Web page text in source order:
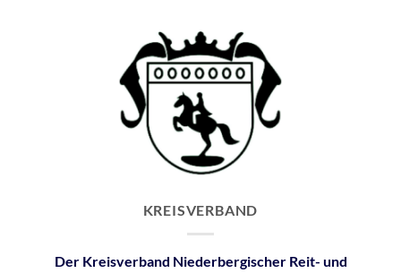
KREISVERBAND
Der Kreisverband Niederbergischer Reit- und